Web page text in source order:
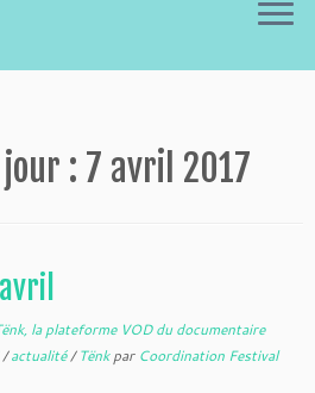
: 7 avril 2017
la plateforme VOD du documentaire
/actualité/Tënkpar Coordination Festival